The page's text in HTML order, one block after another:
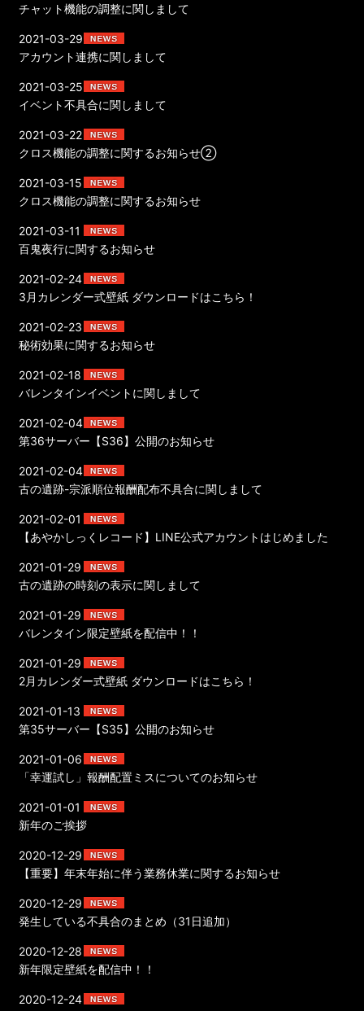
チャット機能の調整に関しまして
アカウント連携に関しまして
2021-03-29
イベント不具合に関しまして
2021-03-25
クロス機能の調整に関するお知らせ②
2021-03-22
クロス機能の調整に関するお知らせ
2021-03-15
百鬼夜行に関するお知らせ
2021-03-11
3月カレンダー式壁紙 ダウンロードはこちら！
2021-02-24
秘術効果に関するお知らせ
2021-02-23
バレンタインイベントに関しまして
2021-02-18
第36サーバー【S36】公開のお知らせ
2021-02-04
古の遺跡-宗派順位報酬配布不具合に関しまして
2021-02-04
【あやかしっくレコード】LINE公式アカウントはじめました
2021-02-01
古の遺跡の時刻の表示に関しまして
2021-01-29
バレンタイン限定壁紙を配信中！！
2021-01-29
2月カレンダー式壁紙 ダウンロードはこちら！
2021-01-29
第35サーバー【S35】公開のお知らせ
2021-01-13
「幸運試し」報酬配置ミスについてのお知らせ
2021-01-06
新年のご挨拶
2021-01-01
【重要】年末年始に伴う業務休業に関するお知らせ
2020-12-29
発生している不具合のまとめ（31日追加）
2020-12-29
新年限定壁紙を配信中！！
2020-12-28
2020-12-24